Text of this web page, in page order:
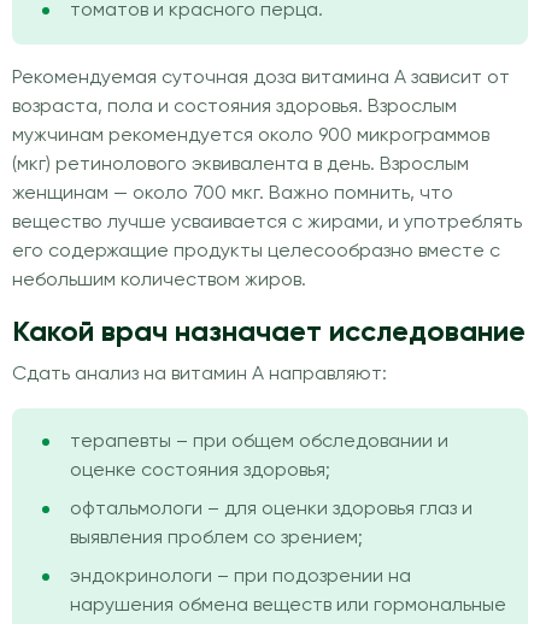
томатов и красного перца.
Рекомендуемая суточная доза витамина А зависит от
возраста, пола и состояния здоровья. Взрослым
мужчинам рекомендуется около 900 микрограммов
(мкг) ретинолового эквивалента в день. Взрослым
женщинам — около 700 мкг. Важно помнить, что
вещество лучше усваивается с жирами, и употреблять
его содержащие продукты целесообразно вместе с
небольшим количеством жиров.
Какой врач назначает исследование
Сдать анализ на витамин А направляют:
терапевты – при общем обследовании и
оценке состояния здоровья;
офтальмологи – для оценки здоровья глаз и
выявления проблем со зрением;
эндокринологи – при подозрении на
нарушения обмена веществ или гормональные